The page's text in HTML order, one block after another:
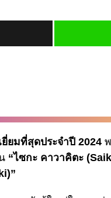
ยมที่สุดประจำปี 2024
“ไซกะ คาวาคิตะ